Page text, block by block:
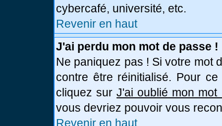
cybercafé, université, etc.
Revenir en haut
J'ai perdu mon mot de passe !
Ne paniquez pas ! Si votre mot
contre être réinitialisé. Pour
cliquez surJ'ai oublié mon mot
vous devriez pouvoir vous
Revenir en haut